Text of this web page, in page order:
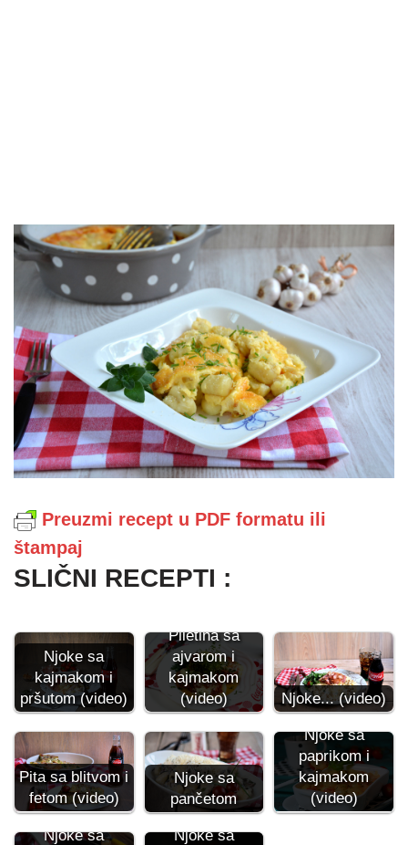
Preuzmi recept u PDF formatu ili
štampaj
SLIČNI RECEPTI :
Njoke sa
kajmakom i
pršutom (video)
Piletina sa
ajvarom i
kajmakom
(video)
Njoke... (video)
Pita sa blitvom i
fetom (video)
Njoke sa
pančetom
Njoke sa
paprikom i
kajmakom
(video)
Njoke sa
Njoke sa